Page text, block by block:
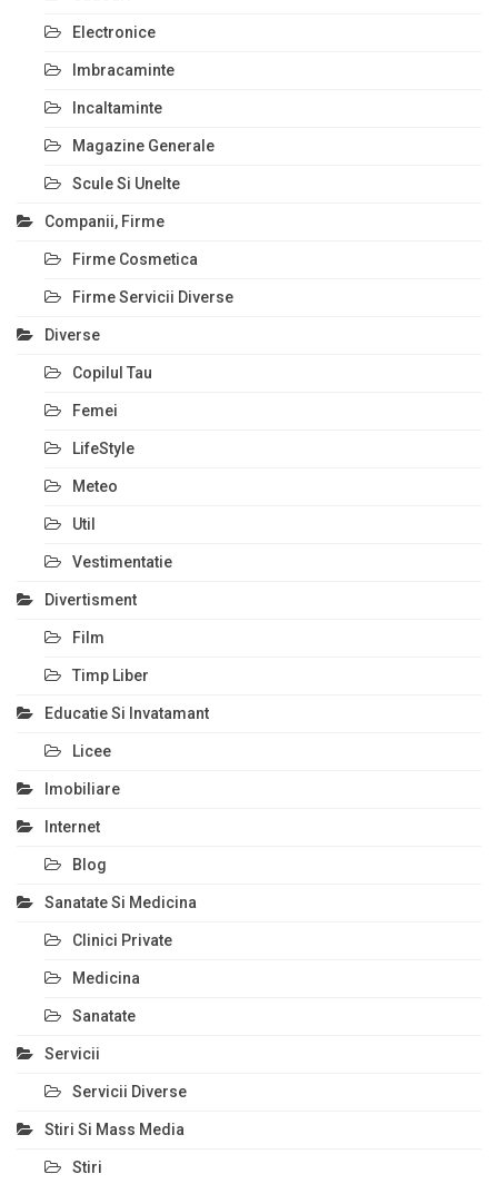
Electronice
Imbracaminte
Incaltaminte
Magazine Generale
Scule Si Unelte
Companii, Firme
Firme Cosmetica
Firme Servicii Diverse
Diverse
Copilul Tau
Femei
LifeStyle
Meteo
Util
Vestimentatie
Divertisment
Film
Timp Liber
Educatie Si Invatamant
Licee
Imobiliare
Internet
Blog
Sanatate Si Medicina
Clinici Private
Medicina
Sanatate
Servicii
Servicii Diverse
Stiri Si Mass Media
Stiri